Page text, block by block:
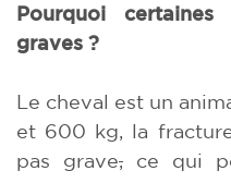
Pourquoi certaines
graves ?
Le cheval est un
et 600 kg, la
pas grave, ce qui